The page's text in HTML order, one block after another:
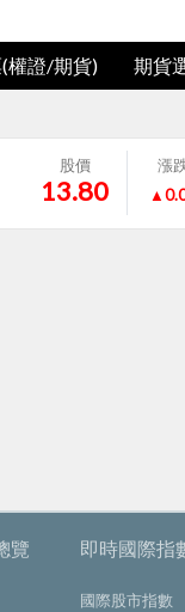
(權證/期貨) 期貨
股價
13.80
漲
覽 即時國際指
國際股市指數